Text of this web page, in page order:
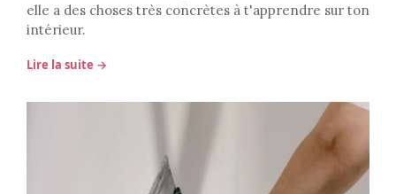
elle a des choses très concrètes à t'apprendre sur ton
intérieur.
Lire la suite →